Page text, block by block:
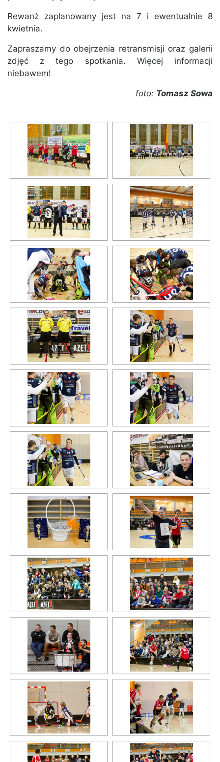
Rewanż zaplanowany jest na 7 i ewentualnie 8
kwietnia.
Zapraszamy do obejrzenia retransmisji oraz galerii
zdjęć z tego spotkania. Więcej informacji
niebawem!
foto: Tomasz Sowa